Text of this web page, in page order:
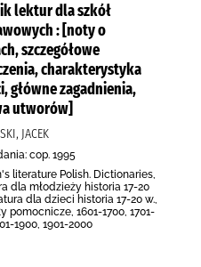
lektur dla szkół
: [noty o
szczegółowe
charakterystyka
główne zagadnienia,
utworów]
JACEK
cop. 1995
literature Polish. Dictionaries,
dla młodzieży historia 17-20
dla dzieci historia 17-20 w.,
pomocnicze, 1601-1700, 1701-
1900, 1901-2000